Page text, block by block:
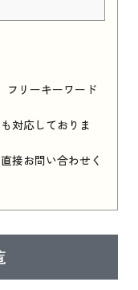
フリーキーワード
対応しておりま
接お問い合わせく
品買取価格はこち